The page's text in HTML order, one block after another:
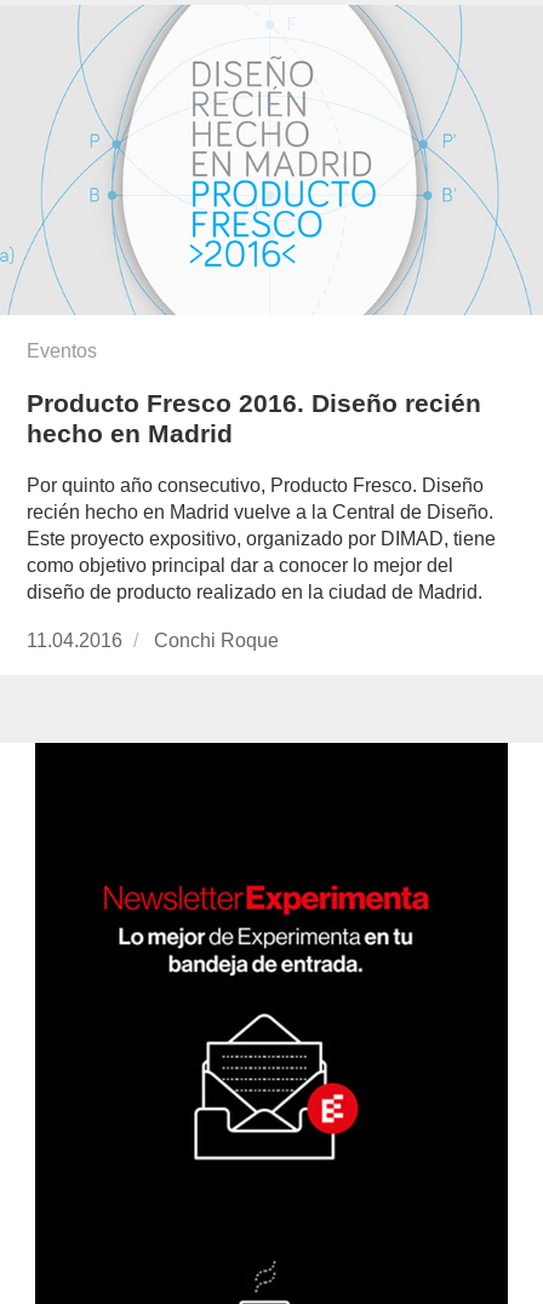
munoz/
Eventos
Producto Fresco 2016. Diseño recién
hecho en Madrid
Por quinto año consecutivo, Producto Fresco. Diseño
recién hecho en Madrid vuelve a la Central de Diseño.
Este proyecto expositivo, organizado por DIMAD, tiene
como objetivo principal dar a conocer lo mejor del
diseño de producto realizado en la ciudad de Madrid.
Publicado
11.04.2016
https://www.experimenta.es/author/conchi-
Conchi Roque